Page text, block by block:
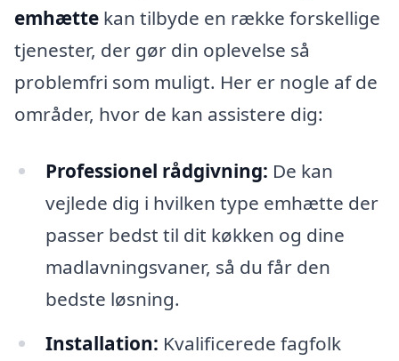
emhætte kan tilbyde en række forskellige
tjenester, der gør din oplevelse så
problemfri som muligt. Her er nogle af de
områder, hvor de kan assistere dig:
Professionel rådgivning: De kan
vejlede dig i hvilken type emhætte der
passer bedst til dit køkken og dine
madlavningsvaner, så du får den
bedste løsning.
Installation: Kvalificerede fagfolk